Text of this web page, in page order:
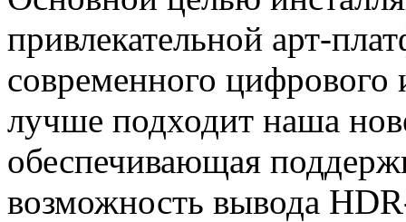
привлекательной арт-
современного цифрового
лучше подходит наша
обеспечивающая
возможность вывода